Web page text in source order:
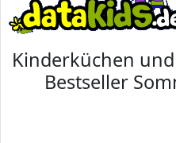
Kinderküchen
Bestseller